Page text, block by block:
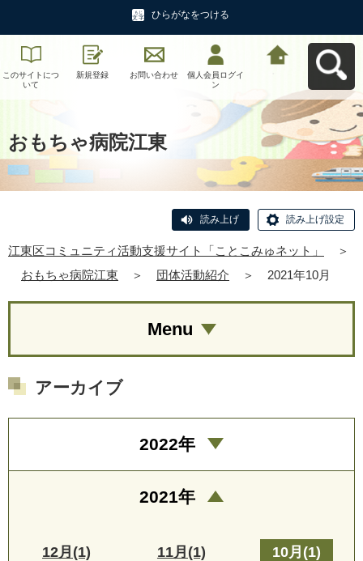
ひらがなをつける
このサイトにつ
いて
新規登録 お問い合わせ
個人会員ログイ
ン
ゅネット」へ戻
おもちゃ病院江東
読み上げ 読み上げ設定
江東区コミュニティ活動支援サイト「ことこみゅネット」
＞
おもちゃ病院江東
＞ 団体活動紹介 ＞ 2021年10月
Menu
アーカイブ
2022年
2021年
12月(1) 11月(1) 10月(1)